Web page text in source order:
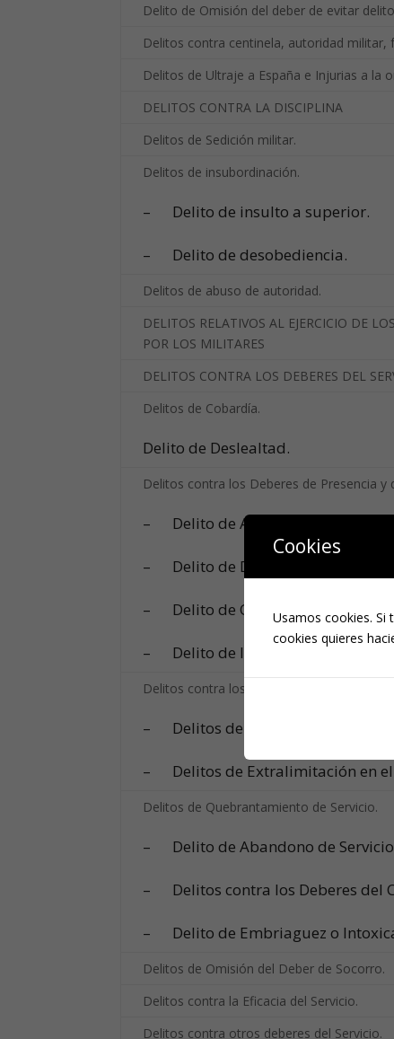
Delito de Omisión del deber de evitar
Delitos contra centinela, autoridad militar,
Delitos de Ultraje a España e Injurias a la
DELITOS CONTRA LA DISCIPLINA
Delitos de Sedición militar.
Delitos de insubordinación.
– Delito de insulto a superior.
– Delito de desobediencia.
Delitos de abuso de autoridad.
DELITOS RELATIVOS AL EJERCICIO DE
POR LOS MILITARES
DELITOS CONTRA LOS DEBERES DEL
Delitos de Cobardía.
Delito de Deslealtad.
Delitos contra los Deberes de Presencia y
– Delito de Abandono de destino
– Delito de Deserción.
– Delito de Quebrantamientos
– Delito de Inutilización
Delitos contra los deberes del Mando:
– Delitos de Incumplimiento de
– Delitos de Extralimitación en el
Delitos de Quebrantamiento de Servicio.
– Delito de Abandono de
– Delitos contra los Deberes del
– Delito de Embriaguez o
Delitos de Omisión del Deber de Socorro.
Delitos contra la Eficacia del Servicio.
Delitos contra otros deberes del Servicio.
Cookies
Usamos cookies. Si
cookies quieres